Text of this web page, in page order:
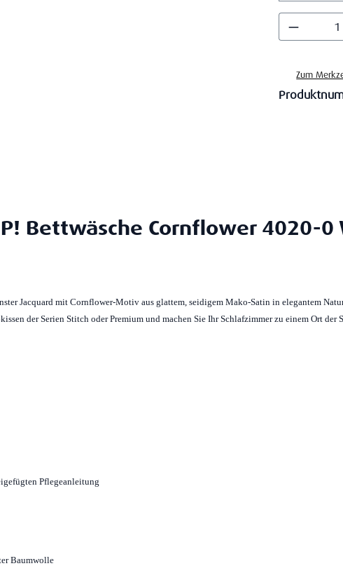
Zum
Bettwäsche Cornflower 4020-0
Jacquard mit Cornflower-Motiv aus glattem, seidigem Mako-Satin in elegantem
der Serien Stitch oder Premium und machen Sie Ihr Schlafzimmer zu einem Ort der
Pflegeanleitung
Baumwolle